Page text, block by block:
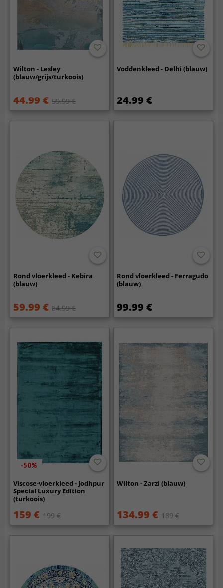
Wilton - Lesley
(blauw/grijs/turkoois)
44.99 € 59.99 €
Voddenkleed - Delhi (blauw)
24.99 €
Rond vloerkleed - Kebira
(blauw)
59.99 € 84.99 €
Rond vloerkleed - Ferragudo
(blauw)
99.99 €
-50%
Viscose-vloerkleed - Jodhpur
Special Luxury Edition
(turkoois)
159 € 199 €
Wilton - Zarzi (blauw)
134.99 € 189 €